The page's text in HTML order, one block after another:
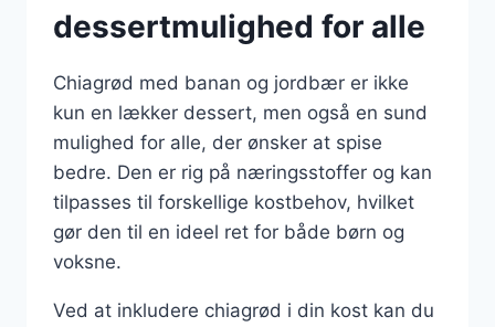
dessertmulighed for alle
Chiagrød med banan og jordbær er ikke
kun en lækker dessert, men også en sund
mulighed for alle, der ønsker at spise
bedre. Den er rig på næringsstoffer og kan
tilpasses til forskellige kostbehov, hvilket
gør den til en ideel ret for både børn og
voksne.
Ved at inkludere chiagrød i din kost kan du